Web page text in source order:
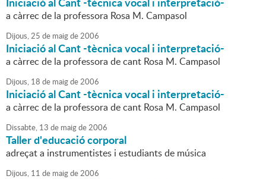
a càrrec de la professora Rosa M. Campasol
Dijous,25 de maigde2006
Iniciació al Cant -tècnica vocal i interpretació-
a càrrec de la professora de cant Rosa M. Campasol
Dijous, 18 de maigde2006
Iniciació al Cant -tècnica vocal i interpretació-
a càrrec de la professora de cant Rosa M. Campasol
Dissabte, 13 de maigde2006
Taller d'educació corporal
adreçat a instrumentistes i estudiants de música
Dijous, 11 de maigde2006